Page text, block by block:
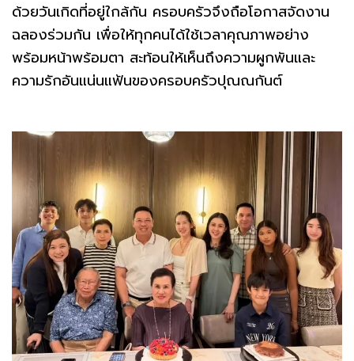
ด้วยวันเกิดที่อยู่ใกล้กัน ครอบครัวจึงถือโอกาสจัดงาน
ฉลองร่วมกัน เพื่อให้ทุกคนได้ใช้เวลาคุณภาพอย่าง
พร้อมหน้าพร้อมตา สะท้อนให้เห็นถึงความผูกพันและ
ความรักอันแน่นแฟ้นของครอบครัวปุณณกันต์